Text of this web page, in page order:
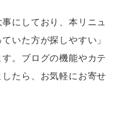
にしており、本リニュ
いた方が探しやすい」
。ブログの機能やカテ
たら、お気軽にお寄せ